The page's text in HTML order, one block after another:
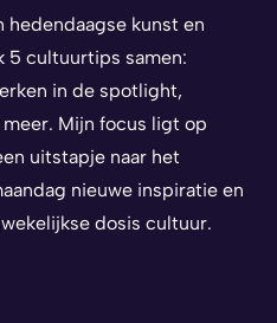
hedendaagse kunst en
5 cultuurtips samen:
in de spotlight,
Mijn focus ligt op
uitstapje naar het
nieuwe inspiratie en
dosis cultuur.